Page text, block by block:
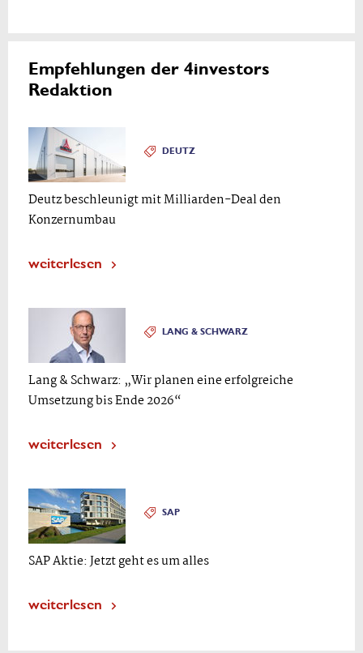
Empfehlungen der 4investors
Redaktion
DEUTZ
Deutz beschleunigt mit Milliarden-Deal den
Konzernumbau
weiterlesen
LANG & SCHWARZ
Lang & Schwarz: „Wir planen eine erfolgreiche
Umsetzung bis Ende 2026“
weiterlesen
SAP
SAP Aktie: Jetzt geht es um alles
weiterlesen